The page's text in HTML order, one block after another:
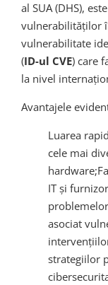
al SUA (DHS),
vulnerabilităților
vulnerabilitate
(ID-ul CVE) care
la nivel
Avantajele
Luarea
cele mai
IT și
asociat
strategiilor